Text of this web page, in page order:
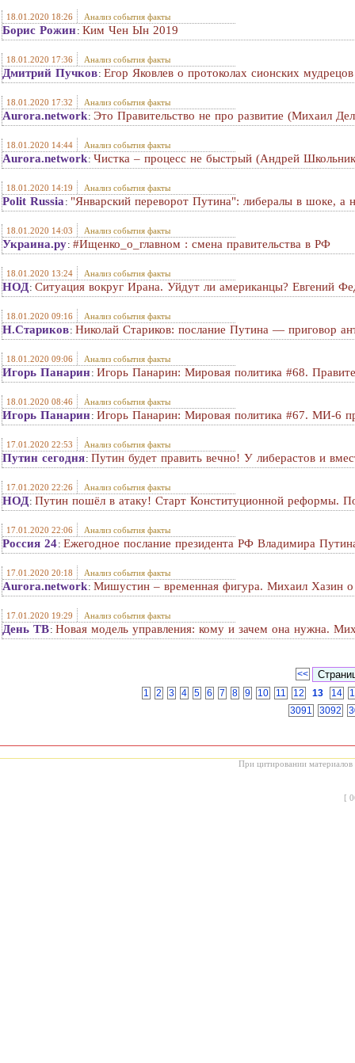
18.01.2020 18:26 Анализ события факты
Борис Рожин: Ким Чен Ын 2019
18.01.2020 17:36 Анализ события факты
Дмитрий Пучков: Егор Яковлев о протоколах сионских мудрецов
18.01.2020 17:32 Анализ события факты
Aurora.network: Это Правительство не про развитие (Михаил
18.01.2020 14:44 Анализ события факты
Aurora.network: Чистка – процесс не быстрый (Андрей
18.01.2020 14:19 Анализ события факты
Polit Russia : "Январский переворот Путина": либералы в шоке, а
18.01.2020 14:03 Анализ события факты
Украина.ру: #Ищенко_о_главном : смена правительства в РФ
18.01.2020 13:24 Анализ события факты
НОД: Ситуация вокруг Ирана. Уйдут ли американцы? Евгений
18.01.2020 09:16 Анализ события факты
Н.Стариков: Николай Стариков: послание Путина — приговор
18.01.2020 09:06 Анализ события факты
Игорь Панарин: Игорь Панарин: Мировая политика #68.
18.01.2020 08:46 Анализ события факты
Игорь Панарин: Игорь Панарин: Мировая политика #67. МИ-6
17.01.2020 22:53 Анализ события факты
Путин сегодня: Путин будет править вечно! У либерастов и
17.01.2020 22:26 Анализ события факты
НОД: Путин пошёл в атаку! Старт Конституционной реформы.
17.01.2020 22:06 Анализ события факты
Россия 24: Ежегодное послание президента РФ Владимира
17.01.2020 20:18 Анализ события факты
Aurora.network: Мишустин – временная фигура. Михаил Хазин
17.01.2020 19:29 Анализ события факты
День ТВ: Новая модель управления: кому и зачем она нужна.
<<
1
2 3 4 5 6 7 8 9 10 11 12 13 14
3091
3092
При цитировании материалов
[